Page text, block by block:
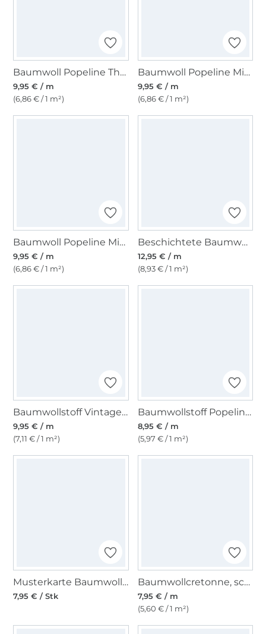
Baumwoll Popeline The Stripes, dunkelblau
9,95 € / m
(6,86 € / 1 m²)
Baumwoll Popeline Mini Hearts, hellblau
9,95 € / m
(6,86 € / 1 m²)
Baumwoll Popeline Mini Hearts, blassoliv
9,95 € / m
(6,86 € / 1 m²)
Beschichtete Baumwolle Punkte, rot
12,95 € / m
(8,93 € / 1 m²)
Baumwollstoff Vintage, bordeaux
9,95 € / m
(7,11 € / 1 m²)
Baumwollstoff Popeline, rost
8,95 € / m
(5,97 € / 1 m²)
Musterkarte Baumwollcretonne
7,95 € / Stk
Baumwollcretonne, schwarz
7,95 € / m
(5,60 € / 1 m²)